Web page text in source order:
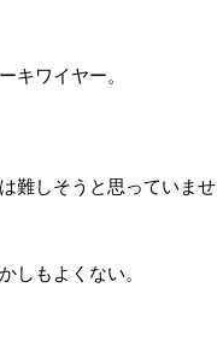
キワイヤー。
難しそうと思っていませ
しもよくない。